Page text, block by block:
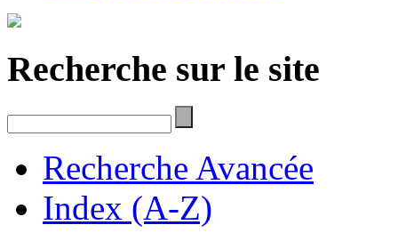
Recherche sur le site
Recherche Avancée
Index (A-Z)